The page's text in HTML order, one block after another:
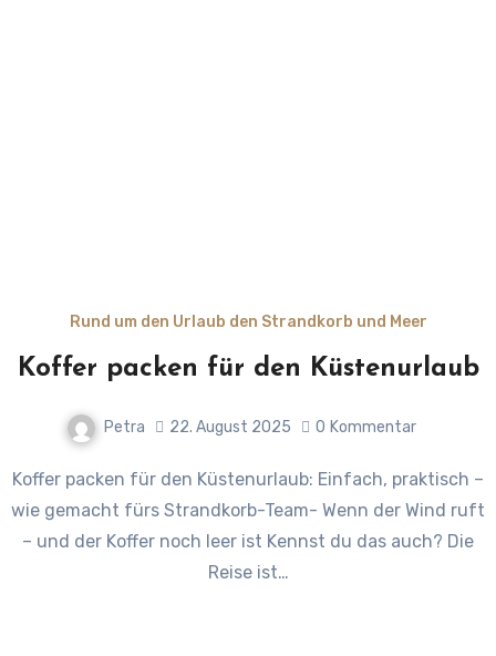
Rund um den Urlaub den Strandkorb und Meer
Koffer packen für den Küstenurlaub
Petra 22. August 2025 0 Kommentar
Koffer packen für den Küstenurlaub: Einfach, praktisch –
wie gemacht fürs Strandkorb-Team- Wenn der Wind ruft
– und der Koffer noch leer ist Kennst du das auch? Die
Reise ist…